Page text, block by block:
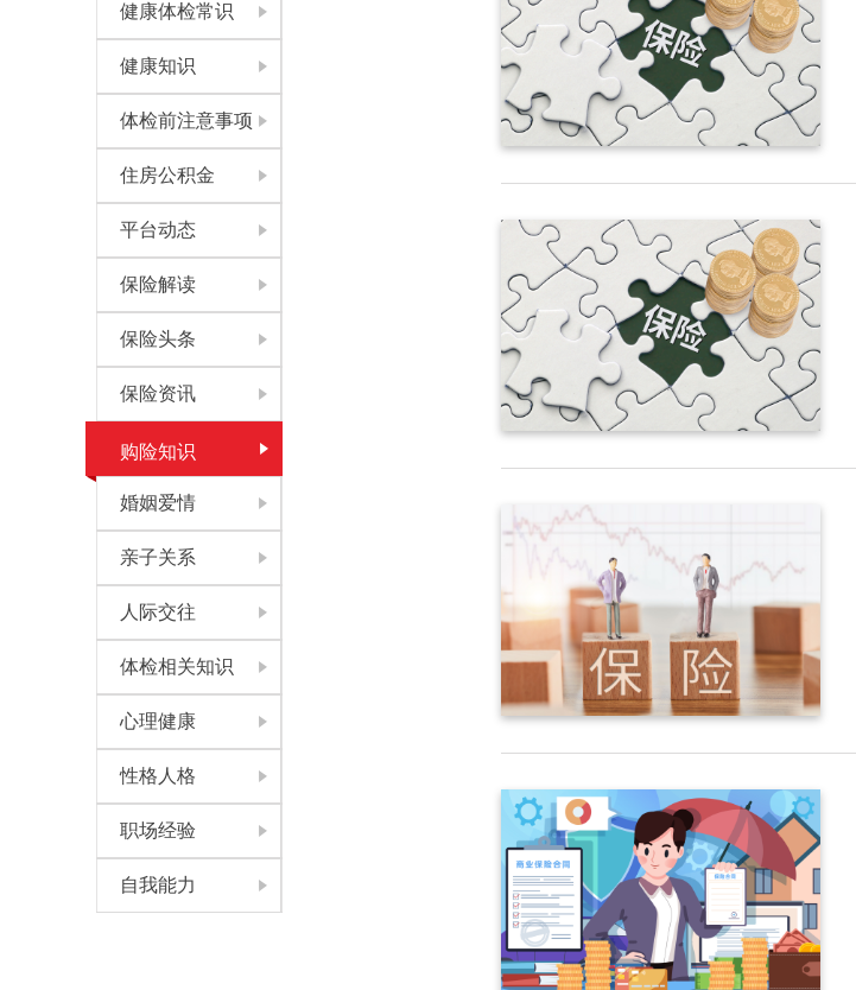
健康体检常识
健康知识
体检前注意事项
住房公积金
平台动态
保险解读
保险头条
保险资讯
购险知识
婚姻爱情
亲子关系
人际交往
体检相关知识
心理健康
性格人格
职场经验
自我能力